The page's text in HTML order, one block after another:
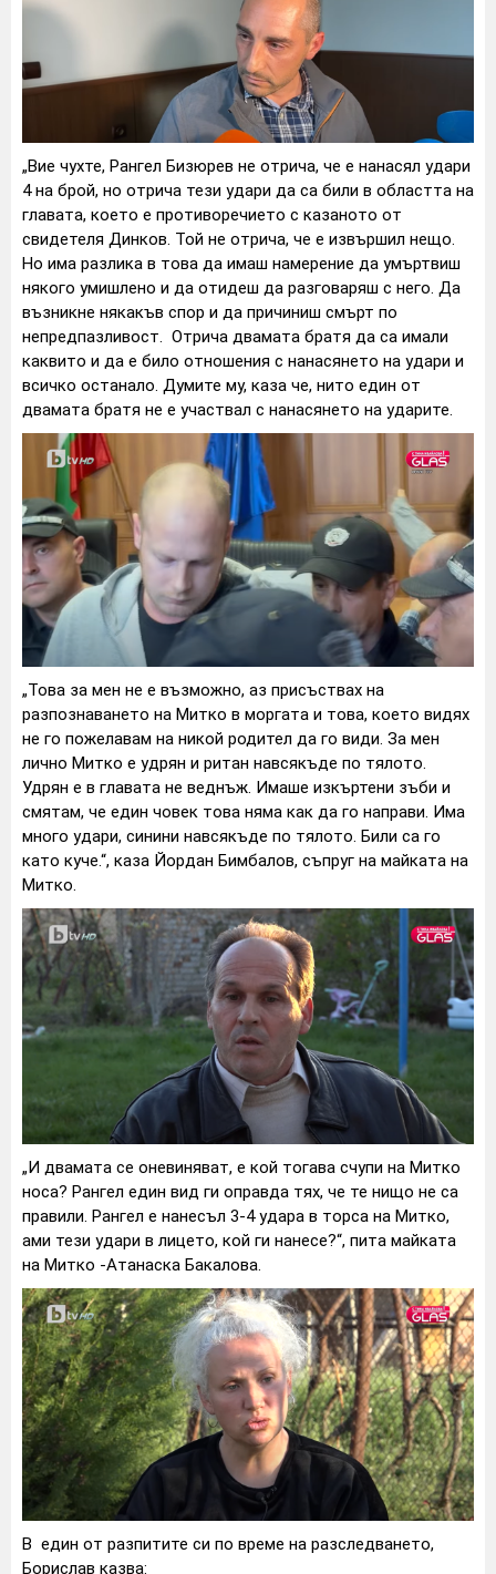
„Вие чухте, Рангел Бизюрев не отрича, че е нанасял удари
4 на брой, но отрича тези удари да са били в областта на
главата, което е противоречието с казаното от
свидетеля Динков. Той не отрича, че е извършил нещо.
Но има разлика в това да имаш намерение да умъртвиш
някого умишлено и да отидеш да разговаряш с него. Да
възникне някакъв спор и да причиниш смърт по
непредпазливост. Отрича двамата братя да са имали
каквито и да е било отношения с нанасянето на удари и
всичко останало. Думите му, каза че, нито един от
двамата братя не е участвал с нанасянето на ударите.
„Това за мен не е възможно, аз присъствах на
разпознаването на Митко в моргата и това, което видях
не го пожелавам на никой родител да го види. За мен
лично Митко е удрян и ритан навсякъде по тялото.
Удрян е в главата не веднъж. Имаше изкъртени зъби и
смятам, че един човек това няма как да го направи. Има
много удари, синини навсякъде по тялото. Били са го
като куче.“, каза Йордан Бимбалов, съпруг на майката на
Митко.
„И двамата се оневиняват, е кой тогава счупи на Митко
носа? Рангел един вид ги оправда тях, че те нищо не са
правили. Рангел е нанесъл 3-4 удара в торса на Митко,
ами тези удари в лицето, кой ги нанесе?“, пита майката
на Митко -Атанаска Бакалова.
В един от разпитите си по време на разследването,
Борислав казва: